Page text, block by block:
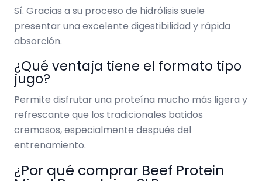
Sí. Gracias a su proceso de hidrólisis suele
presentar una excelente digestibilidad y rápida
absorción.
¿Qué ventaja tiene el formato tipo
jugo?
Permite disfrutar una proteína mucho más ligera y
refrescante que los tradicionales batidos
cremosos, especialmente después del
entrenamiento.
¿Por qué comprar Beef Protein